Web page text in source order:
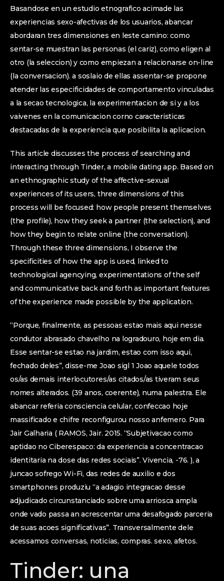
Basandose en un estudio etnografico acimade las
experiencias sexo-afectivas de los usuarios, abancar
abordaran tres dimensiones en leste camino: como
sentar-se muestran las personas (el cariz), como eligen al
otro (la seleccion) y como empiezan a relacionarse on-line
(la conversacion). a soslaio de ellas assentar-se propone
atender las especificidades de comportamento vinculadas
a la secao tecnologica, la experimentacion de si y a los
vaivenes en la comunicacion corno caracteristicas
destacadas de la experiencia que posibilita la aplicacion.
This article discusses the process of searching and
interacting through Tinder, a mobile dating app. Based on
an ethnographic study of the affective-sexual
experiences of its users, three dimensions of this
process will be focused: how people present themselves
(the profile), how they seek a partner (the selection), and
how they begin to relate online (the conversation).
Through these three dimensions, I observe the
specificities of how the app is used, linked to
technological agencying, experimentations of the self
and communicative back and forth as important features
of the experience made possible by the application.
“Porque, finalmente, as pessoas estao mais aqui nesse
condutor abrasado chavelho na logradouro, hoje em dia.
Esse sentar-se estao na jardim, estao com isso aqui,
fechado deles”, disse-me Joao sigl 1 Joao aquele todos
os/as demais interlocutores/as citados/as tiveram seus
nomes alterados. (39 anos, coerente), numa palestra. Ele
abancar referia consciencia celular, confeccao hoje
massificado e chifre reconfigurou nosso anfemero. Para
Jair Galharia ( RAMOS, Jair. 2015. “Subjetivacao como
aptidao no Ciberespaco: da experiencia a concentracao
identitaria na dose das redes sociais”. Vivencia, -76. ), a
juncao sofrego Wi-Fi, das redes de auxilio e dos
smartphones produziu “a adagio integracao desse
adjudicado circunstanciado sobre uma arriosca ampla
onde vado passa an acrescentar uma desafogado parceria
de suas acoes significativas”. Transversalmente dele
acessamos conversas, noticias, compras. sexo, afetos.
Tinder: una